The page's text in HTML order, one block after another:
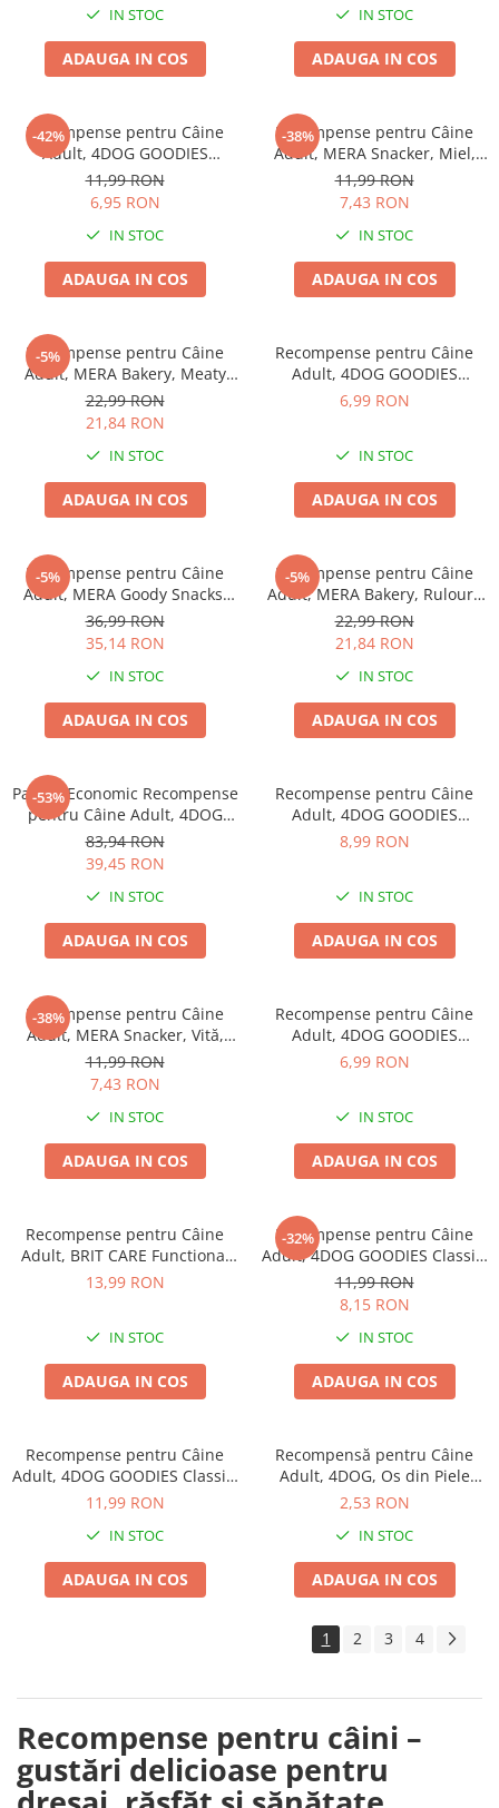
IN STOC
ADAUGA IN COS
IN STOC
ADAUGA IN COS
-42%
Recompense pentru Câine
Adult, 4DOG GOODIES
Barbecue, Cotlete de Miel,
100g
11,99 RON
6,95 RON
IN STOC
ADAUGA IN COS
-38%
Recompense pentru Câine
Adult, MERA Snacker, Miel,
200g
11,99 RON
7,43 RON
IN STOC
ADAUGA IN COS
-5%
Recompense pentru Câine
Adult, MERA Bakery, Meaty
Rolls, Biscuiți, Pește, 1kg
22,99 RON
21,84 RON
IN STOC
ADAUGA IN COS
Recompense pentru Câine
Adult, 4DOG GOODIES
Trainer, Fâșii cu Rață, 150g
6,99 RON
IN STOC
ADAUGA IN COS
-5%
Recompense pentru Câine
Adult, MERA Goody Snacks,
Curcan și Orez, 600g
36,99 RON
35,14 RON
IN STOC
ADAUGA IN COS
-5%
Recompense pentru Câine
Adult, MERA Bakery, Rulouri,
Pui, Vită și Pește, 1kg
22,99 RON
21,84 RON
IN STOC
ADAUGA IN COS
-53%
Pachet Economic Recompense
pentru Câine Adult, 4DOG
GOODIES Classic, Strips de
Pui, 6x100g
83,94 RON
39,45 RON
IN STOC
ADAUGA IN COS
Recompense pentru Câine
Adult, 4DOG GOODIES
Biscuits, Vanilie, 300g
8,99 RON
IN STOC
ADAUGA IN COS
-38%
Recompense pentru Câine
Adult, MERA Snacker, Vită,
200g
11,99 RON
7,43 RON
IN STOC
ADAUGA IN COS
Recompense pentru Câine
Adult, 4DOG GOODIES
Trainer, Pui, 150g
6,99 RON
IN STOC
ADAUGA IN COS
Recompense pentru Câine
Adult, BRIT CARE Functional
Snack, Imunitate, Insect, 150g
13,99 RON
IN STOC
ADAUGA IN COS
-32%
Recompense pentru Câine
Adult, 4DOG GOODIES Classic,
Jerky Tenders Pui, 100g
11,99 RON
8,15 RON
IN STOC
ADAUGA IN COS
Recompense pentru Câine
Adult, 4DOG GOODIES Classic,
Twists cu Pui, 100g
11,99 RON
IN STOC
ADAUGA IN COS
Recompensă pentru Câine
Adult, 4DOG, Os din Piele
Presată, 7.5cm
2,53 RON
IN STOC
ADAUGA IN COS
1 2 3 4
Recompense pentru câini –
gustări delicioase pentru